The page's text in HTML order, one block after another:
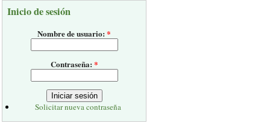
Inicio de sesión
Nombre de usuario:*
Contraseña:*
Solicitar nueva contraseña